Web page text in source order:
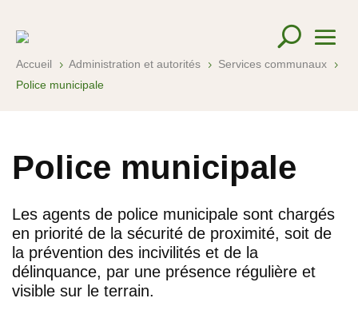
Accueil 5 Administration et autorités 5 Services communaux 5
Police municipale
Police municipale
Les agents de police municipale sont chargés
en priorité de la sécurité de proximité, soit de
la prévention des incivilités et de la
délinquance, par une présence régulière et
visible sur le terrain.